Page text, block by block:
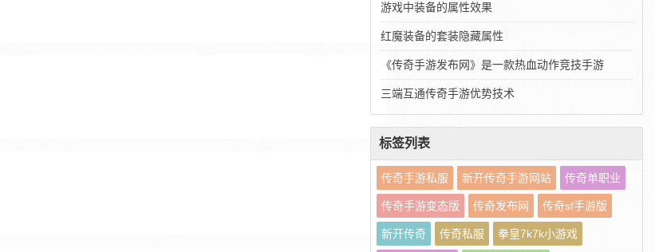
游戏中装备的属性效果
红魔装备的套装隐藏属性
《传奇手游发布网》是一款热血动作竞技手游
三端互通传奇手游优势技术
标签列表
传奇手游私服 新开传奇手游网站 传奇单职业
传奇手游变态版 传奇发布网 传奇sf手游版
新开传奇 传奇私服 拳皇7k7k小游戏